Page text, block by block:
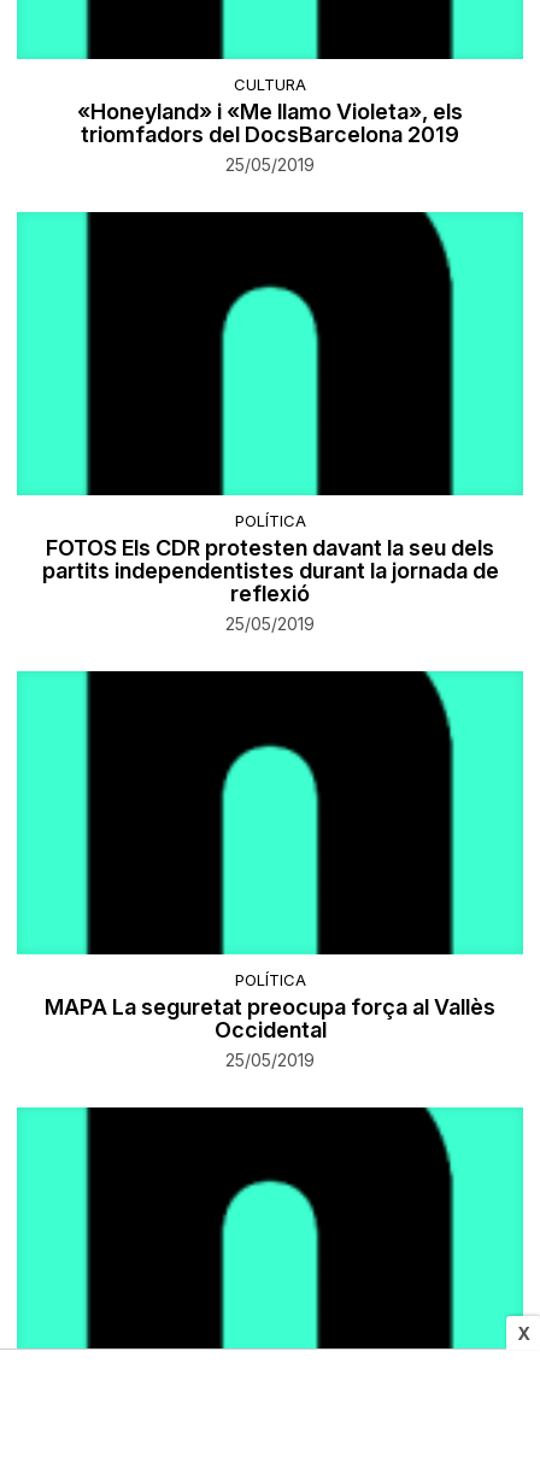
X
CULTURA
«Honeyland» i «Me llamo Violeta», els
triomfadors del DocsBarcelona 2019
25/05/2019
POLÍTICA
FOTOS Els CDR protesten davant la seu dels
partits independentistes durant la jornada de
reflexió
25/05/2019
POLÍTICA
MAPA La seguretat preocupa força al Vallès
Occidental
25/05/2019